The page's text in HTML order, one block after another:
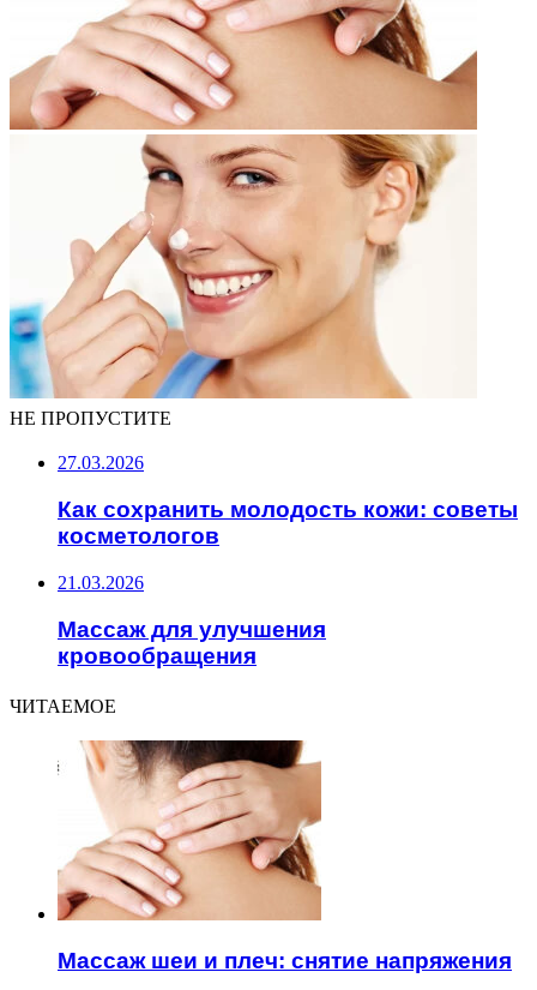
НЕ ПРОПУСТИТЕ
27.03.2026
Как сохранить молодость кожи: советы
косметологов
21.03.2026
Массаж для улучшения
кровообращения
ЧИТАЕМОЕ
Массаж шеи и плеч: снятие напряжения